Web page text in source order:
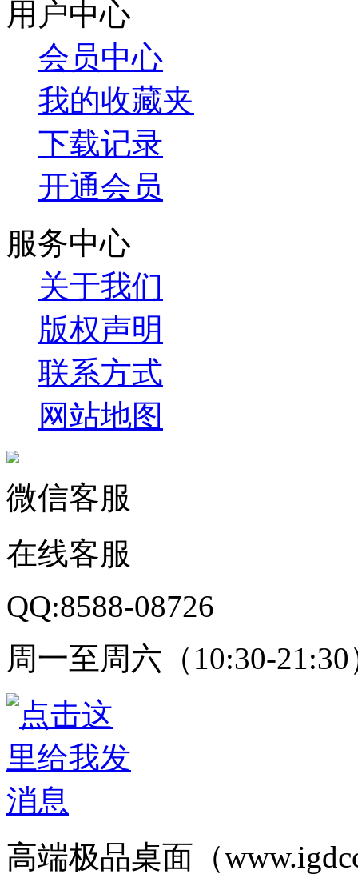
用户中心
会员中心
我的收藏夹
下载记录
开通会员
服务中心
关于我们
版权声明
联系方式
网站地图
微信客服
在线客服
QQ:8588-08726
周一至周六（10:30-21:30
高端极品桌面（